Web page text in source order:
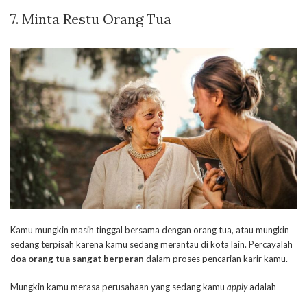
7. Minta Restu Orang Tua
Kamu mungkin masih tinggal bersama dengan orang tua, atau mungkin
sedang terpisah karena kamu sedang merantau di kota lain. Percayalah
doa orang tua sangat berperan dalam proses pencarian karir kamu.
Mungkin kamu merasa perusahaan yang sedang kamu applyadalah